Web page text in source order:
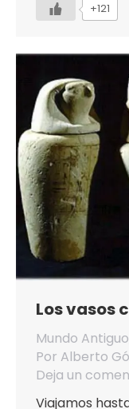
+121
Los vasos
Mundo Antiguo
Por Alberto
Deja un
Viajamos